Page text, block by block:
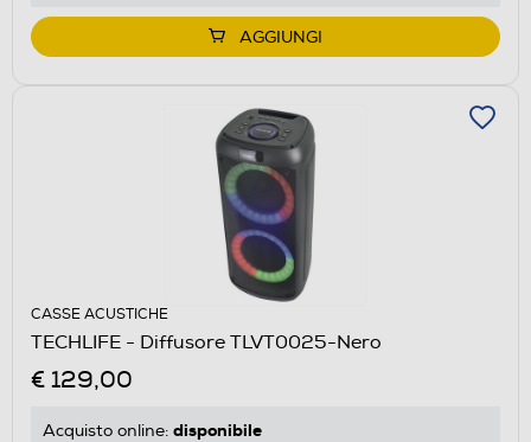
AGGIUNGI
CASSE ACUSTICHE
TECHLIFE - Diffusore TLVT0025-Nero
€ 129,00
Acquisto online: disponibile